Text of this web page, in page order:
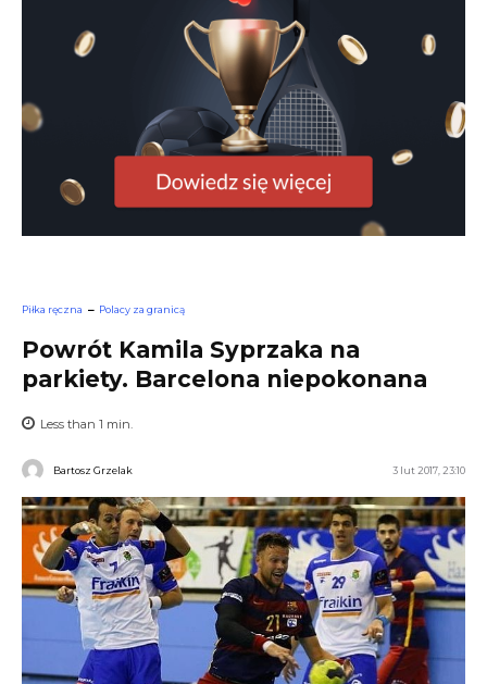
Piłka ręczna Polacy za granicą
Powrót Kamila Syprzaka na
parkiety. Barcelona niepokonana
Less than 1 min.
Bartosz Grzelak 3 lut 2017, 23:10